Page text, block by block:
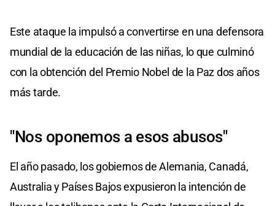
Este ataque la impulsó a convertirse en una defensora
mundial de la educación de las niñas, lo que culminó
con la obtención del Premio Nobel de la Paz dos años
más tarde.
"Nos oponemos a esos abusos"
El año pasado, los gobiernos de Alemania, Canadá,
Australia y Países Bajos expusieron la intención de